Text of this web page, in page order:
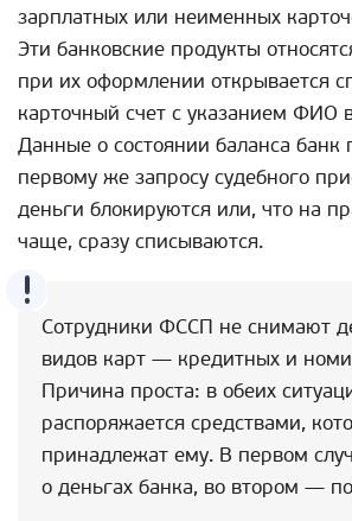
зарплатных или неименных
Эти банковские продукты
при их оформлении открывается
карточный счет с указанием ФИО
Данные о состоянии баланса банк
первому же запросу судебного
деньги блокируются или, что на
чаще, сразу списываются.
Сотрудники ФССП не снимают
видов карт — кредитных и
Причина проста: в обеих
распоряжается средствами,
принадлежат ему. В первом
о деньгах банка, во втором —